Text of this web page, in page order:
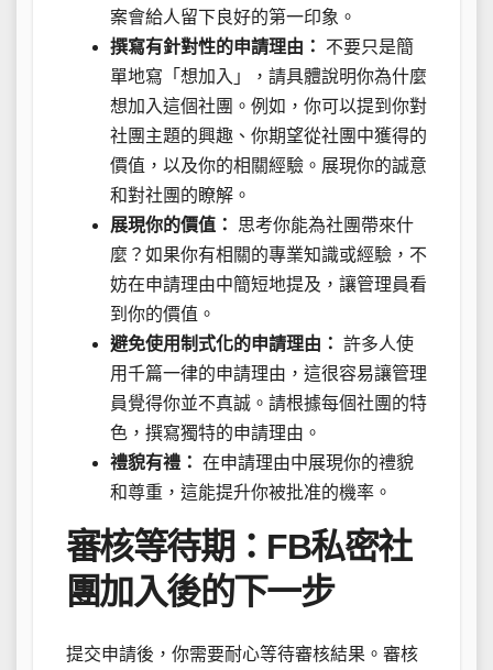
案會給人留下良好的第一印象。
撰寫有針對性的申請理由：
不要只是簡
單地寫「想加入」，請具體說明你為什麼
想加入這個社團。例如，你可以提到你對
社團主題的興趣、你期望從社團中獲得的
價值，以及你的相關經驗。展現你的誠意
和對社團的瞭解。
展現你的價值：
思考你能為社團帶來什
麼？如果你有相關的專業知識或經驗，不
妨在申請理由中簡短地提及，讓管理員看
到你的價值。
避免使用制式化的申請理由： 許多人使
用千篇一律的申請理由，這很容易讓管理
員覺得你並不真誠。請根據每個社團的特
色，撰寫獨特的申請理由。
禮貌有禮： 在申請理由中展現你的禮貌
和尊重，這能提升你被批准的機率。
審核等待期：FB私密社
團加入後的下一步
提交申請後，你需要耐心等待審核結果。審核